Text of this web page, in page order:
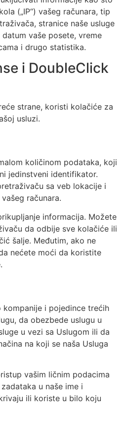
(„IP“) vašeg računara, tip
stranice naše usluge
vaše posete, vreme
i drugo statistika.
i DoubleClick
strane, koristi kolačiće za
usluzi.
količinom podataka, koji
jedinstveni identifikator.
sa veb lokacije i
računara.
informacija. Možete
da odbije sve kolačiće ili
šalje. Međutim, ako ne
nećete moći da koristite
kompanije i pojedince trećih
da obezbede uslugu u
u vezi sa Uslugom ili da
na koji se naša Usluga
vašim ličnim podacima
u naše ime i
ili koriste u bilo koju